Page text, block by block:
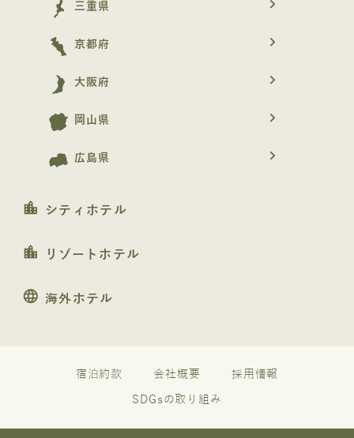
三重県 navigate_next
京都府 navigate_next
大阪府 navigate_next
岡山県 navigate_next
広島県 navigate_next
location_city シティホテル
location_city リゾートホテル
language 海外ホテル
宿泊約款 会社概要 採用情報
SDGsの取り組み